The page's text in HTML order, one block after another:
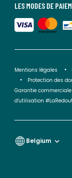
LES MODES DE
Mentions légales
Protection des
Garantie commerciale
d'utilisation
Belgium